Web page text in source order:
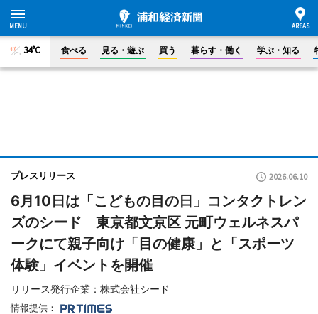
34°C 食べる 見る・遊ぶ 買う 暮らす・働く 学ぶ・知る
プレスリリース 2026.06.10
6月10日は「こどもの目の日」コンタクトレン
ズのシード 東京都文京区 元町ウェルネスパ
ークにて親子向け「目の健康」と「スポーツ
体験」イベントを開催
リリース発行企業：株式会社シード
情報提供：